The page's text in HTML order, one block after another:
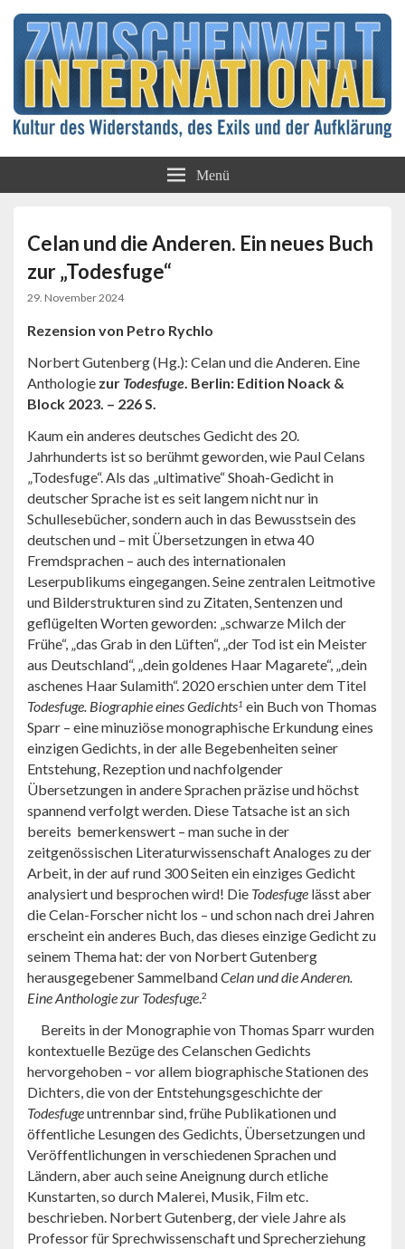
Zwischenwelt
International
Menü
Celan und die Anderen. Ein neues Buch
zur „Todesfuge“
29. November 2024
Rezension von Petro Rychlo
Norbert Gutenberg (Hg.): Celan und die Anderen. Eine
Anthologie zur Todesfuge. Berlin: Edition Noack &
Block 2023. – 226 S.
Kaum ein anderes deutsches Gedicht des 20.
Jahrhunderts ist so berühmt geworden, wie Paul Celans
„Todesfuge“. Als das „ultimative“ Shoah-Gedicht in
deutscher Sprache ist es seit langem nicht nur in
Schullesebücher, sondern auch in das Bewusstsein des
deutschen und – mit Übersetzungen in etwa 40
Fremdsprachen – auch des internationalen
Leserpublikums eingegangen. Seine zentralen Leitmotive
und Bilderstrukturen sind zu Zitaten, Sentenzen und
geflügelten Worten geworden: „schwarze Milch der
Frühe“, „das Grab in den Lüften“, „der Tod ist ein Meister
aus Deutschland“, „dein goldenes Haar Magarete“, „dein
aschenes Haar Sulamith“. 2020 erschien unter dem Titel
Todesfuge. Biographie eines Gedichts1 ein Buch von Thomas
Sparr – eine minuziöse monographische Erkundung eines
einzigen Gedichts, in der alle Begebenheiten seiner
Entstehung, Rezeption und nachfolgender
Übersetzungen in andere Sprachen präzise und höchst
spannend verfolgt werden. Diese Tatsache ist an sich
bereits bemerkenswert – man suche in der
zeitgenössischen Literaturwissenschaft Analoges zu der
Arbeit, in der auf rund 300 Seiten ein einziges Gedicht
analysiert und besprochen wird! Die Todesfuge lässt aber
die Celan-Forscher nicht los – und schon nach drei Jahren
erscheint ein anderes Buch, das dieses einzige Gedicht zu
seinem Thema hat: der von Norbert Gutenberg
herausgegebener SammelbandCelan und die Anderen.
Eine Anthologie zur Todesfuge.2
Bereits in der Monographie von Thomas Sparr wurden
kontextuelle Bezüge des Celanschen Gedichts
hervorgehoben – vor allem biographische Stationen des
Dichters, die von der Entstehungsgeschichte der
Todesfugeuntrennbar sind, frühe Publikationen und
öffentliche Lesungen des Gedichts, Übersetzungen und
Veröffentlichungen in verschiedenen Sprachen und
Ländern, aber auch seine Aneignung durch etliche
Kunstarten, so durch Malerei, Musik, Film etc.
beschrieben. Norbert Gutenberg, der viele Jahre als
Professor für Sprechwissenschaft und Sprecherziehung